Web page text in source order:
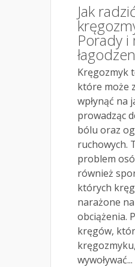
Jak
Porady
Kręgozmyk
które może
wpłynąć na
prowadząc
bólu oraz
ruchowych.
problem
również
których
narażone
obciążenia.
kręgów,
wywoływać...